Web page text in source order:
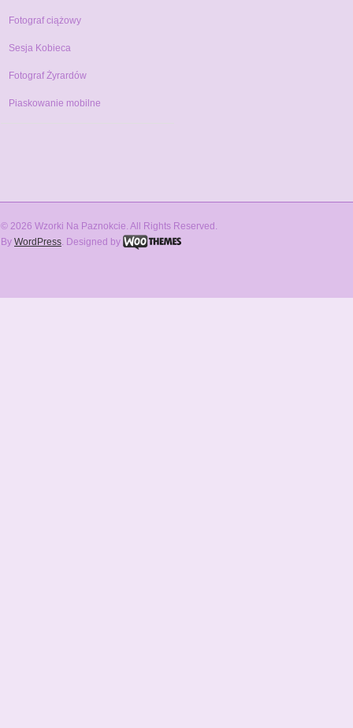
Fotograf ciążowy
Sesja Kobieca
Fotograf Żyrardów
Piaskowanie mobilne
© 2026 Wzorki Na Paznokcie. All Rights Reserved.
By WordPress. Designed by